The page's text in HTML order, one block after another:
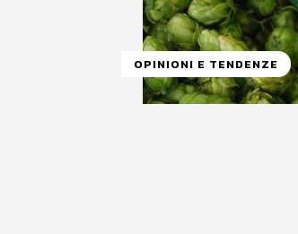
OPINIONI E TENDENZE